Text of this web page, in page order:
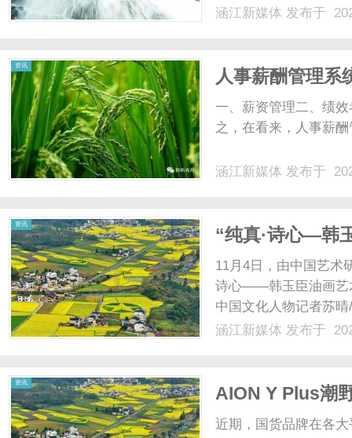
多样的电影资源，包
涵江新媒体 发布于
资讯
人事薪酬管理系
一、薪资管理二、绩
之，在看来，人事薪
涵江新媒体 发布于
资讯
“纯真·诗心—韩
开幕
11月4日，由中国艺术
诗心——韩玉臣油画艺
中国文化人物记者苏
原院长靳尚谊致辞中
涵江新媒体 发布于
资讯
AION Y Plus潮
近期，国货品牌在各